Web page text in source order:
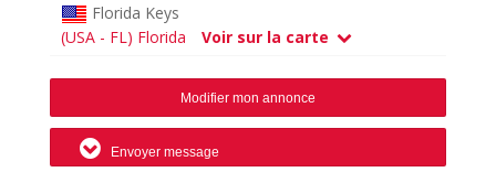
Florida Keys
(USA - FL) Florida
Voir sur la carte
Modifier mon annonce
Envoyer message